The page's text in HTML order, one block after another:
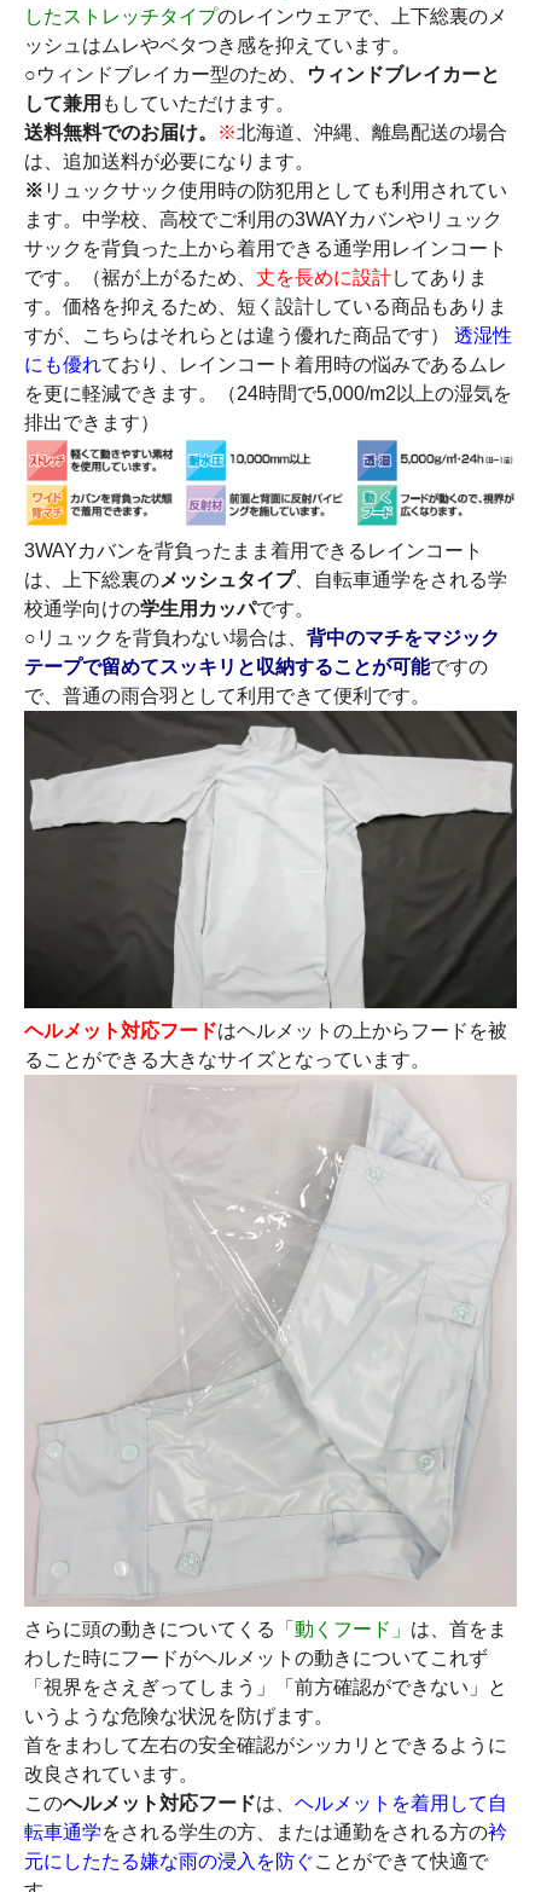
したストレッチタイプのレインウェアで、上下総裏のメ
ッシュはムレやベタつき感を抑えています。
○ウィンドブレイカー型のため、
ウィンドブレイカーと
して兼用 もしていただけます。
送料無料でのお届け。
※北海道、沖縄、離島配送の場合
は、追加送料が必要になります。
※ リュックサック使用時の防犯用としても利用されてい
ます。中学校、高校でご利用の3WAYカバンやリュック
サックを背負った上から着用できる通学用レインコート
です。（裾が上がるため、 丈を長めに設計してありま
す。価格を抑えるため、短く設計している商品もありま
すが、こちらはそれらとは違う優れた商品です） 透湿性
にも優れており、レインコート着用時の悩みであるムレ
を更に軽減できます。（24時間で5,000/m2以上の湿気を
排出できます）
3WAYカバンを背負ったまま着用できるレインコート
は、上下総裏のメッシュタイプ、自転車通学をされる学
校通学向けの学生用カッパです。
○リュックを背負わない場合は、 背中のマチをマジック
テープで留めてスッキリと収納することが可能ですの
で、普通の雨合羽として利用できて便利です。
ヘルメット対応フードはヘルメットの上からフードを被
ることができる大きなサイズとなっています。
さらに頭の動きについてくる 「動くフード」 は、首をま
わした時にフードがヘルメットの動きについてこれず
「視界をさえぎってしまう」「前方確認ができない」と
いうような危険な状況を防げます。
首をまわして左右の安全確認がシッカリとできるように
改良されています。
このヘルメット対応フードは、 ヘルメットを着用して自
転車通学をされる学生の方、または通勤をされる方の衿
元にしたたる嫌な雨の浸入を防ぐことができて快適で